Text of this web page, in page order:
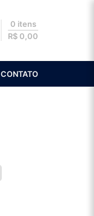
0 itens
R$ 0,00
CONTATO